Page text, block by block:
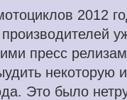
2012
пресс
некоторую
Это было